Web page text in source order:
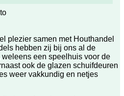
plezier samen met Houthandel
hebben zij bij ons al de
een speelhuis voor de
ook de glazen schuifdeuren
weer vakkundig en netjes